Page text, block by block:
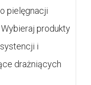
pielęgnacji
produkty
i
drażniących